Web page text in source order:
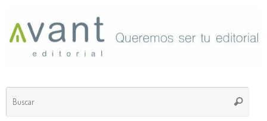
contenido
Buscar